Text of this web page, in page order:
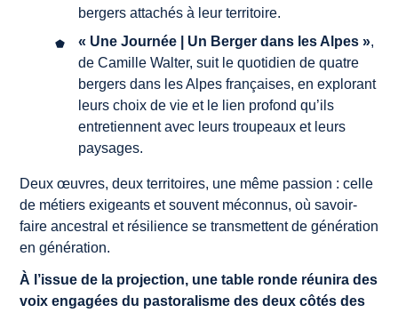
bergers attachés à leur territoire.
« Une Journée | Un Berger dans les Alpes »,
de Camille Walter, suit le quotidien de quatre
bergers dans les Alpes françaises, en explorant
leurs choix de vie et le lien profond qu’ils
entretiennent avec leurs troupeaux et leurs
paysages.
Deux œuvres, deux territoires, une même passion : celle
de métiers exigeants et souvent méconnus, où savoir-
faire ancestral et résilience se transmettent de génération
en génération.
À l’issue de la projection, une table ronde réunira des
voix engagées du pastoralisme des deux côtés des